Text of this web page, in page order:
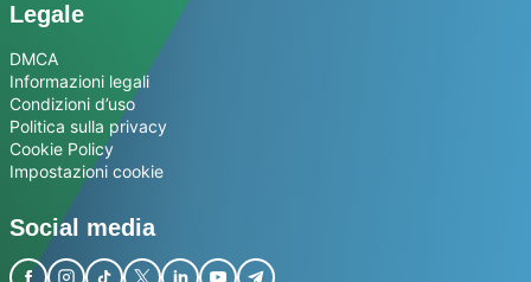
Legale
DMCA
Informazioni legali
Condizioni d’uso
Politica sulla privacy
Cookie Policy
Impostazioni cookie
Social media